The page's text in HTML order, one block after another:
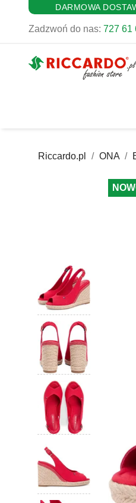
DARMOWA
Zadzwoń do nas: 727 61
Riccardo.pl ONA